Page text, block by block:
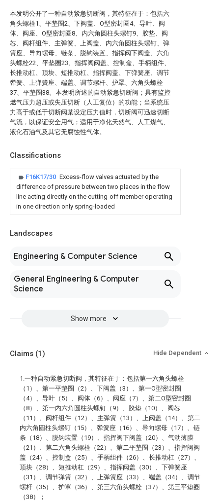
本发明公开了一种自动紧急切断阀，其特征在于：包括六
角头螺栓1、平垫圈2、下阀盖、O型密封圈4、导叶、阀
体、阀座、O型密封圈8、内六角圆柱头螺钉9、胶垫、阀
芯、阀杆组件、主弹簧、上阀盖、内六角圆柱头螺钉、弹
簧座、导向螺母、链条、脱钩装置、指挥阀下阀盖、六角
头螺栓22、平垫圈23、指挥阀阀盖、控制盒、手柄组件、
长推动杠、顶块、短推动杠、指挥阀盖、下弹簧座、调节
弹簧、上弹簧座、端盖、调节螺杆、护罩、六角头螺栓
37、平垫圈38。本发明所述的自动紧急切断阀；具有监控
燃气压力超压或失压切断（人工复位）的功能；当系统压
力高于或低于切断阀某设定压力值时，切断阀可迅速切断
气流，以保证安全用气；适用于净化天然气、人工煤气、
液化石油气及其它无腐蚀性气体。
Classifications
F16K17/30 Excess-flow valves actuated by the
difference of pressure between two places in the flow
line acting directly on the cutting-off member operating
in one direction only spring-loaded
Landscapes
Engineering & Computer Science
General Engineering & Computer
Science
Show more
Claims (1) Hide Dependent
1.一种自动紧急切断阀，其特征在于：包括第一六角头螺栓
（1）、第一平垫圈（2）、下阀盖（3）、第一O型密封圈
（4）、导叶（5）、阀体（6）、阀座（7）、第二O型密封圈
（8）、第一内六角圆柱头螺钉（9）、胶垫（10）、阀芯
（11）、阀杆组件（12）、主弹簧（13）、上阀盖（14）、第二
内六角圆柱头螺钉（15）、弹簧座（16）、导向螺母（17）、链
条（18）、脱钩装置（19）、指挥阀下阀盖（20）、气动薄膜
（21）、第二六角头螺栓（22）、第二平垫圈（23）、指挥阀阀
盖（24）、控制盒（25）、手柄组件（26）、长推动杠（27）、
顶块（28）、短推动杠（29）、指挥阀盖（30）、下弹簧座
（31）、调节弹簧（32）、上弹簧座（33）、端盖（34）、调节
螺杆（35）、护罩（36）、第三六角头螺栓（37）、第三平垫圈
（38）；